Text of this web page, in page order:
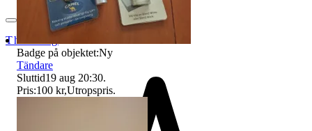
Thunborg
Badge på objektet:Ny
Tändare
Sluttid19 aug 20:30.
Pris:100 kr,Utropspris.